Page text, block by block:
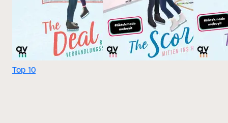
Top 10